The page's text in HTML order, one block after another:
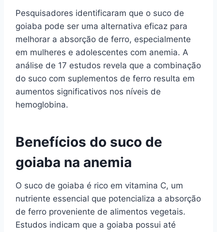
Pesquisadores identificaram que o suco de
goiaba pode ser uma alternativa eficaz para
melhorar a absorção de ferro, especialmente
em mulheres e adolescentes com anemia. A
análise de 17 estudos revela que a combinação
do suco com suplementos de ferro resulta em
aumentos significativos nos níveis de
hemoglobina.
Benefícios do suco de
goiaba na anemia
O suco de goiaba é rico em vitamina C, um
nutriente essencial que potencializa a absorção
de ferro proveniente de alimentos vegetais.
Estudos indicam que a goiaba possui até